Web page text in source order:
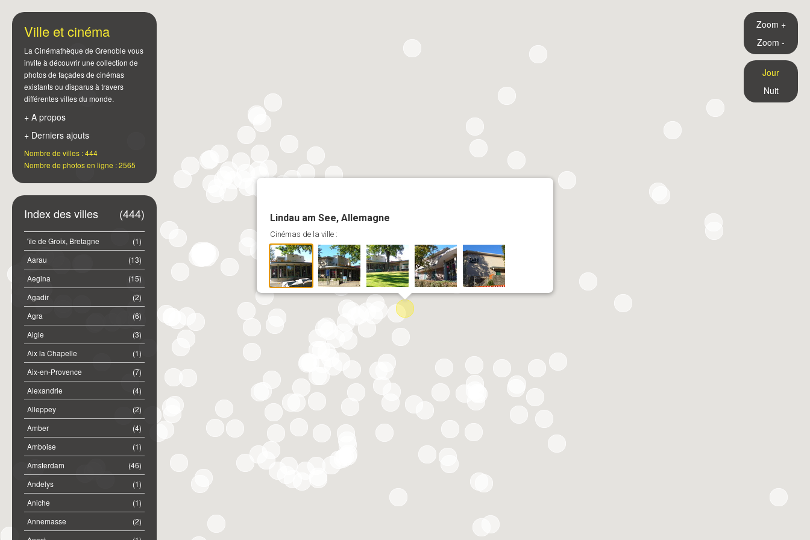
Lindau am See, Allemagne
Cinémas de la ville :
Ville et cinéma
La Cinémathèque de Grenoble vous
invite à découvrir une collection de
photos de façades de cinémas
existants ou disparus à travers
différentes villes du monde.
+ A propos
+ Derniers ajouts
Nombre de villes : 444
Nombre de photos en ligne : 2565
(444)
Index des villes
(1)
'île de Groix, Bretagne
(13)
Aarau
(15)
Aegina
(2)
Agadir
(6)
Agra
(3)
Aigle
(1)
Aix la Chapelle
(7)
Aix-en-Provence
(4)
Alexandrie
(2)
Alleppey
(4)
Amber
(1)
Amboise
(46)
Amsterdam
(1)
Andelys
(1)
Aniche
(2)
Annemasse
Zoom +
Zoom -
Jour
Nuit